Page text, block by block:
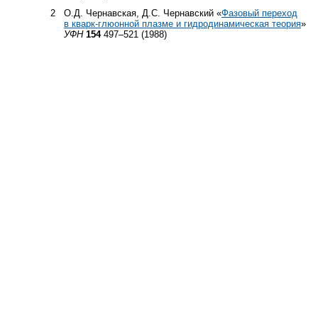
2
О.Д. Чернавская, Д.С. Чернавский «Фазовый переход
в кварк-глюонной плазме и гидродинамическая теория»
УФН 154497–521 (1988)